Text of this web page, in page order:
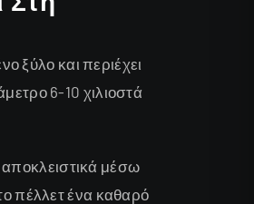
ξύλο και περιέχει
6-10 χιλιοστά
μέσω
πέλλετ ένα καθαρό